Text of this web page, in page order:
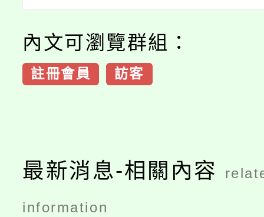
內文可瀏覽群組：
註冊會員 訪客
最新消息-相關內容
information